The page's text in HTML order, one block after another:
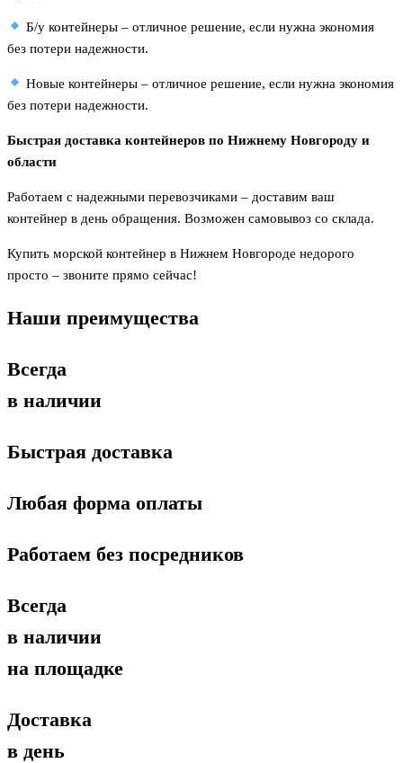
Б/у контейнеры – отличное решение, если нужна экономия
без потери надежности.
Новые контейнеры – отличное решение, если нужна экономия
без потери надежности.
Быстрая доставка контейнеров по Нижнему Новгороду и
области
Работаем с надежными перевозчиками – доставим ваш
контейнер в день обращения. Возможен самовывоз со склада.
Купить морской контейнер в Нижнем Новгороде недорого
просто – звоните прямо сейчас!
Наши преимущества
Всегда
в наличии
Быстрая доставка
Любая форма оплаты
Работаем без посредников
Всегда
в наличии
на площадке
Доставка
в день